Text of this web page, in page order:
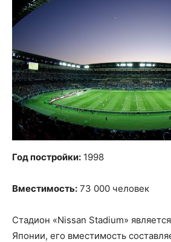
Год постройки: 1998
Вместимость: 73 000 человек
Стадион «Nissan Stadium»
Японии, его вместимость